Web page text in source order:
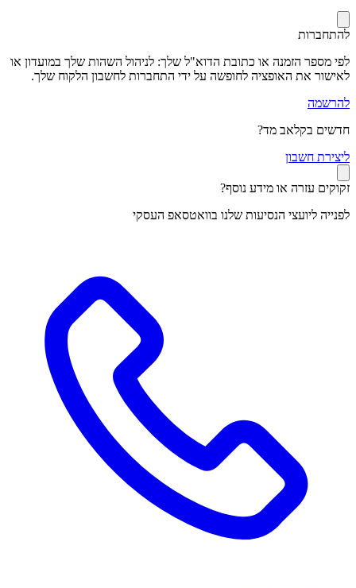
להתחברות
לפי מספר הזמנה או כתובת הדוא"ל שלך: לניהול השהות שלך במועדון או
לאישור את האופציה לחופשה על ידי התחברות לחשבון הלקוח שלך.
להרשמה
חדשים בקלאב מד?
ליצירת חשבון
זקוקים עזרה או מידע נוסף?
לפנייה ליועצי הנסיעות שלנו בוואטסאפ העסקי